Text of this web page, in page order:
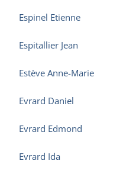
Espinel Etienne
Espitallier Jean
Estève Anne-Marie
Evrard Daniel
Evrard Edmond
Evrard Ida